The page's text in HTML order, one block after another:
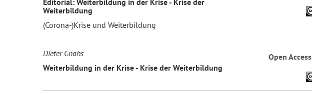
Weiterbildung
(Corona-)Krise und Weiterbildung
Dieter Gnahs
Weiterbildung in der Krise - Krise der Weiterbildung
Open Access